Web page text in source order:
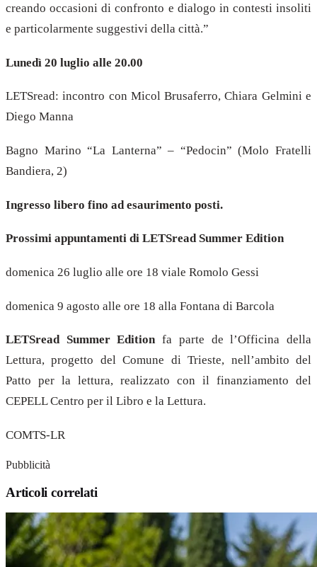
creando occasioni di confronto e dialogo in contesti insoliti
e particolarmente suggestivi della città.”
Lunedì 20 luglio alle 20.00
LETSread: incontro con Micol Brusaferro, Chiara Gelmini e
Diego Manna
Bagno Marino “La Lanterna” – “Pedocin” (Molo Fratelli
Bandiera, 2)
Ingresso libero fino ad esaurimento posti.
Prossimi appuntamenti di LETSread Summer Edition
domenica 26 luglio alle ore 18 viale Romolo Gessi
domenica 9 agosto alle ore 18 alla Fontana di Barcola
LETSread Summer Editionfa parte de l’Officina della
Lettura, progetto del Comune di Trieste, nell’ambito del
Patto per la lettura, realizzato con il finanziamento del
CEPELL Centro per il Libro e la Lettura.
COMTS-LR
Pubblicità
Articoli correlati